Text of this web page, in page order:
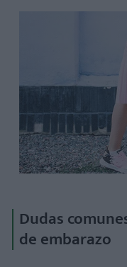
Dudas
de embarazo